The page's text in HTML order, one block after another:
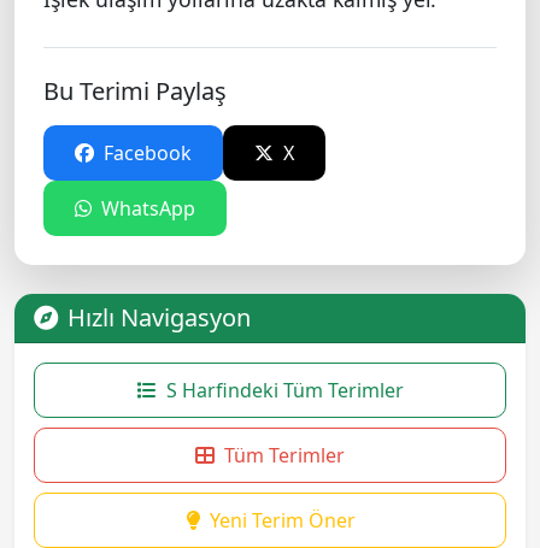
Bu Terimi Paylaş
Facebook X
WhatsApp
Hızlı Navigasyon
S Harfindeki Tüm Terimler
Tüm Terimler
Yeni Terim Öner